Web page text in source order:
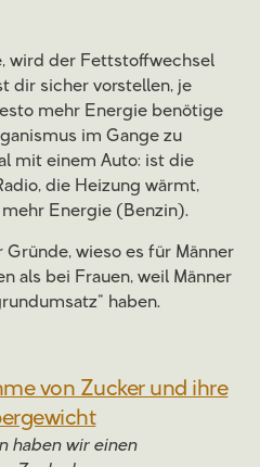
wird der Fettstoffwechsel
dir sicher vorstellen, je
mehr Energie benötige
im Gange zu
mit einem Auto: ist die
die Heizung wärmt,
Energie (Benzin).
Gründe, wieso es für Männer
als bei Frauen, weil Männer
haben.
von Zucker und ihre
haben wir einen